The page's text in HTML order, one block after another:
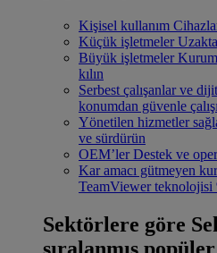
Kişisel kullanım
Küçük işletmeler
Büyük işletmeler
kılın
Serbest çalışanlar ve
konumdan güvenle
Yönetilen hizmetler
ve sürdürün
OEM’ler Destek ve
Kar amacı gütmeyen
TeamViewer
Sektörlere göre
sıralanmış